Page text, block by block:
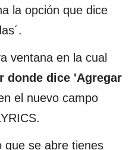
la opción que dice
ventana en la cual
donde dice 'Agregar
el nuevo campo
que se abre tienes